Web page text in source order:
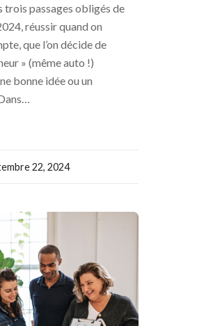
trois passages obligés de
réussir quand on
que l’on décide de
» (même auto !)
bonne idée ou un
22, 2024